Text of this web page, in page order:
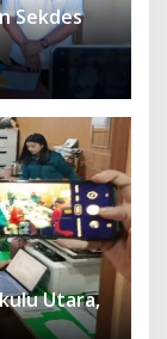
Sekdes
Utara,